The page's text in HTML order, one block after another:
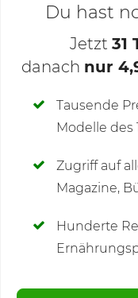
Deine
Du hast
Jetzt 31
danach nur
Tausende
Modelle
Zugriff auf
Magazine,
Hunderte